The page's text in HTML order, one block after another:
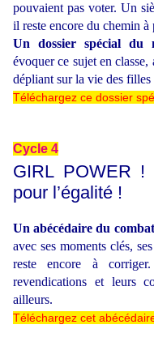
pouvaient pas voter. Un
il reste encore du chemin
Un dossier spécial du
évoquer ce sujet en
dépliant sur la vie des filles
Téléchargez ce dossier
Cycle 4
GIRL POWER !
pour l’égalité !
Un abécédaire du
avec ses moments clés,
reste encore à
revendications et leurs
ailleurs.
Téléchargez cet